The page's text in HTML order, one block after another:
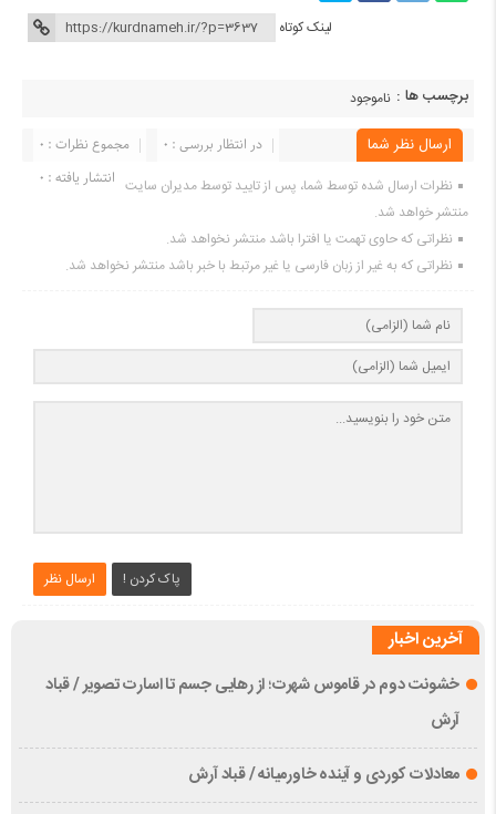
لینک کوتاه
برچسب ها : ناموجود
ارسال نظر شما مجموع نظرات : 0
در انتظار بررسی : 0
انتشار یافته : ۰ نظرات ارسال شده توسط شما، پس از تایید توسط مدیران سایت
منتشر خواهد شد.
نظراتی که حاوی تهمت یا افترا باشد منتشر نخواهد شد.
نظراتی که به غیر از زبان فارسی یا غیر مرتبط با خبر باشد منتشر نخواهد شد.
ارسال نظر پاک کردن !
آخرین اخبار
خشونت دوم در قاموس شهرت؛ از رهایی جسم تا اسارت تصویر / قباد
آرش
معادلات کوردی و آینده خاورمیانه / قباد آرش